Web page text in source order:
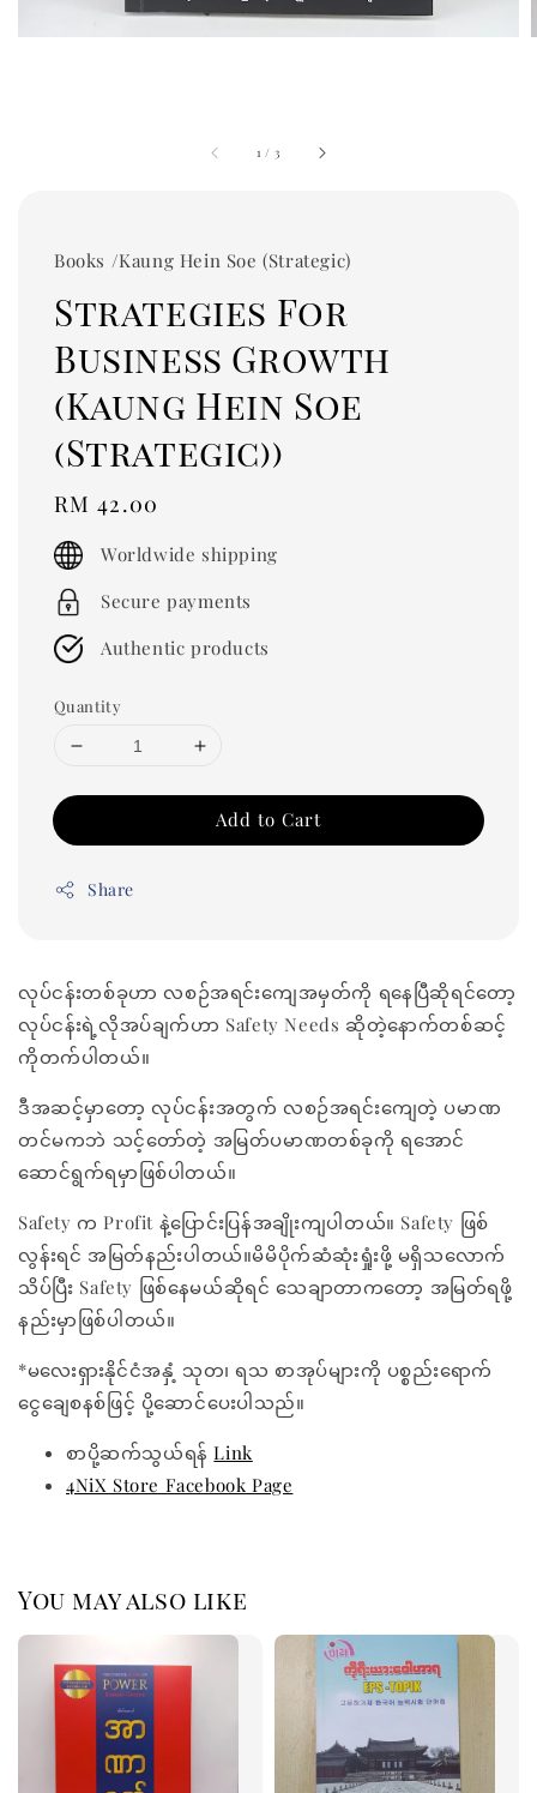
1 / 3
Books /Kaung Hein Soe (Strategic)
Strategies For
Business Growth
(Kaung Hein Soe
(Strategic))
Regular
price
RM 42.00
Worldwide shipping
Secure payments
Authentic products
Quantity
Add to Cart
Share
လုပ်ငန်းတစ်ခုဟာ လစဉ်အရင်းကျေအမှတ်ကို ရနေပြီဆိုရင်တော့
လုပ်ငန်းရဲ့လိုအပ်ချက်ဟာ Safety Needs ဆိုတဲ့နောက်တစ်ဆင့်
ကိုတက်ပါတယ်။
ဒီအဆင့်မှာတော့ လုပ်ငန်းအတွက် လစဉ်အရင်းကျေတဲ့ ပမာဏ
တင်မကဘဲ သင့်တော်တဲ့ အမြတ်ပမာဏတစ်ခုကို ရအောင်
ဆောင်ရွက်ရမှာဖြစ်ပါတယ်။
Safety က Profit နဲ့ပြောင်းပြန်အချိုးကျပါတယ်။ Safety ဖြစ်
လွန်းရင် အမြတ်နည်းပါတယ်။မိမိပိုက်ဆံဆုံးရှုံးဖို့ မရှိသလောက်
သိပ်ပြီး Safety ဖြစ်နေမယ်ဆိုရင် သေချာတာကတော့ အမြတ်ရဖို့
နည်းမှာဖြစ်ပါတယ်။
*မလေးရှားနိုင်ငံအနှံ့ သုတ၊ ရသ စာအုပ်များကို ပစ္စည်းရောက်
ငွေချေစနစ်ဖြင့် ပို့ဆောင်ပေးပါသည်။
စာပို့ဆက်သွယ်ရန်Link
4NiX Store Facebook Page
You may also like